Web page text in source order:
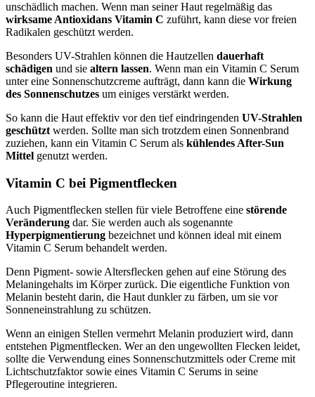
unschädlich machen. Wenn man seiner Haut regelmäßig das
wirksame Antioxidans Vitamin C zuführt, kann diese vor freien
Radikalen geschützt werden.
Besonders UV-Strahlen können die Hautzellen dauerhaft
schädigen und sie altern lassen. Wenn man ein Vitamin C Serum
unter eine Sonnenschutzcreme aufträgt, dann kann die Wirkung
des Sonnenschutzes um einiges verstärkt werden.
So kann die Haut effektiv vor den tief eindringenden UV-Strahlen
geschützt werden. Sollte man sich trotzdem einen Sonnenbrand
zuziehen, kann ein Vitamin C Serum als kühlendes After-Sun
Mittel genutzt werden.
Vitamin C bei Pigmentflecken
Auch Pigmentflecken stellen für viele Betroffene eine störende
Veränderung dar. Sie werden auch als sogenannte
Hyperpigmentierung bezeichnet und können ideal mit einem
Vitamin C Serum behandelt werden.
Denn Pigment- sowie Altersflecken gehen auf eine Störung des
Melaningehalts im Körper zurück. Die eigentliche Funktion von
Melanin besteht darin, die Haut dunkler zu färben, um sie vor
Sonneneinstrahlung zu schützen.
Wenn an einigen Stellen vermehrt Melanin produziert wird, dann
entstehen Pigmentflecken. Wer an den ungewollten Flecken leidet,
sollte die Verwendung eines Sonnenschutzmittels oder Creme mit
Lichtschutzfaktor sowie eines Vitamin C Serums in seine
Pflegeroutine integrieren.